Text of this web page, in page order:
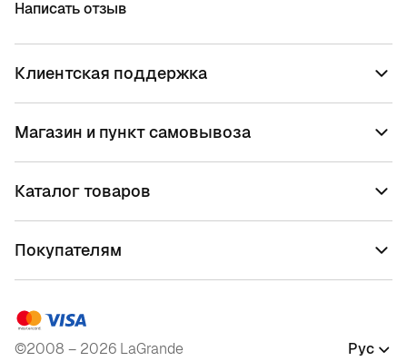
Написать отзыв
Клиентская поддержка
Магазин и пункт самовывоза
Каталог товаров
Покупателям
©2008 – 2026 LaGrande Рус